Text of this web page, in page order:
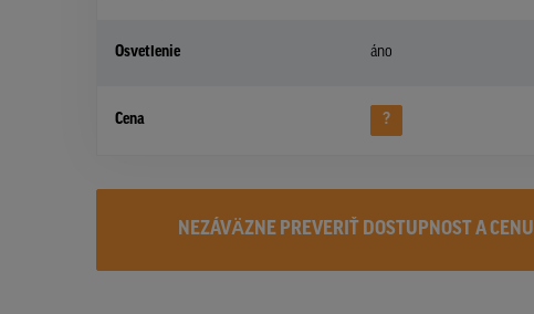
Osvetlenie áno
Cena ?
NEZÁVÄZNE PREVERIŤ DOSTUPNOST A CENU